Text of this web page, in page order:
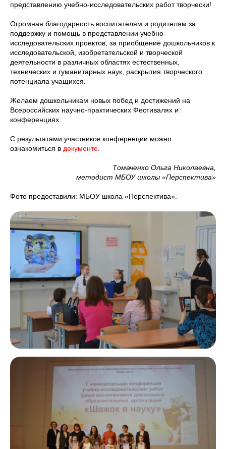
представлению учебно-исследовательских работ творчески!
Огромная благодарность воспитателям и родителям за
поддержку и помощь в представлении учебно-
исследовательских проектов, за приобщение дошкольников к
исследовательской, изобретательской и творческой
деятельности в различных областях естественных,
технических и гуманитарных наук, раскрытия творческого
потенциала учащихся.
Желаем дошкольникам новых побед и достижений на
Всероссийских научно-практических Фестивалях и
конференциях.
С результатами участников конференции можно
ознакомиться в документе.
Томаченко Ольга Николаевна,
методист МБОУ школы «Перспектива»
Фото предоставили: МБОУ школа «Перспектива».